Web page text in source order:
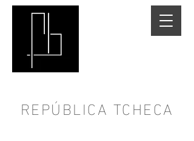
REPÚBLICA TCHECA